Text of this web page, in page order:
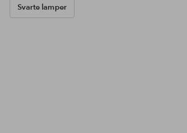
Svarte lamper